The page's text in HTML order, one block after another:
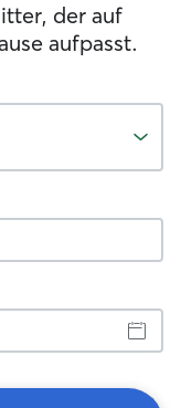
der auf
aufpasst.